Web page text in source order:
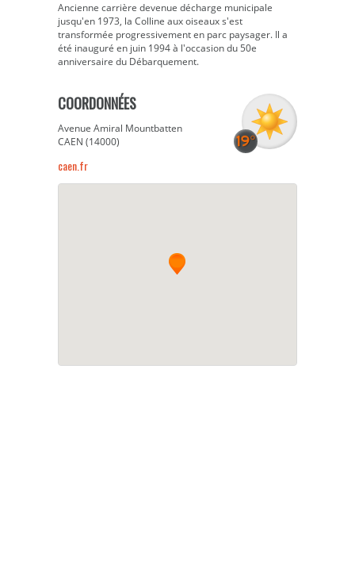
Ancienne carrière devenue décharge municipale
jusqu'en 1973, la Colline aux oiseaux s'est
transformée progressivement en parc paysager. Il a
été inauguré en juin 1994 à l'occasion du 50e
anniversaire du Débarquement.
COORDONNÉES
Avenue Amiral Mountbatten
CAEN (14000)
caen.fr